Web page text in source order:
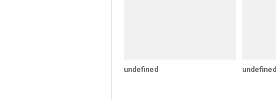
undefined undefined